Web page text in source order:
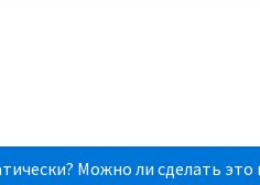
Можно ли сделать это